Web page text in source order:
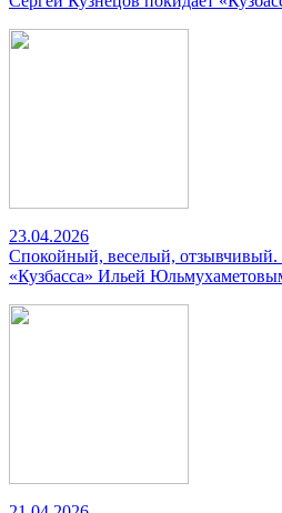
23.04.2026
Спокойный, веселый,
«Кузбасса» Ильей